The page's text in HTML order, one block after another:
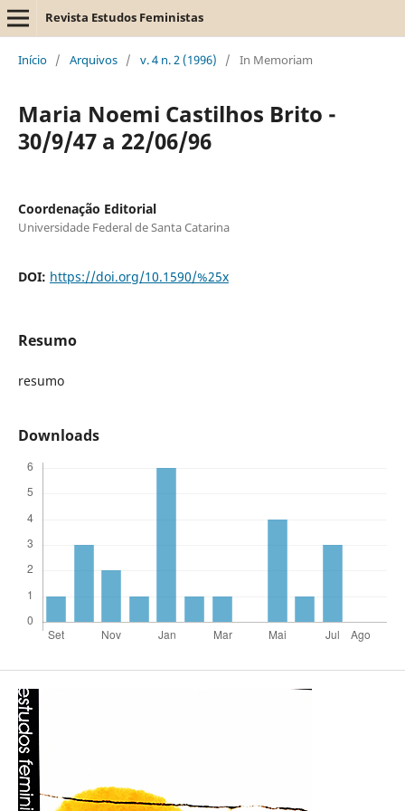
Revista Estudos Feministas
Início / Arquivos / v. 4 n. 2 (1996) / In Memoriam
Maria Noemi Castilhos Brito -
30/9/47 a 22/06/96
Coordenação Editorial
Universidade Federal de Santa Catarina
DOI: https://doi.org/10.1590/%25x
Resumo
resumo
Downloads